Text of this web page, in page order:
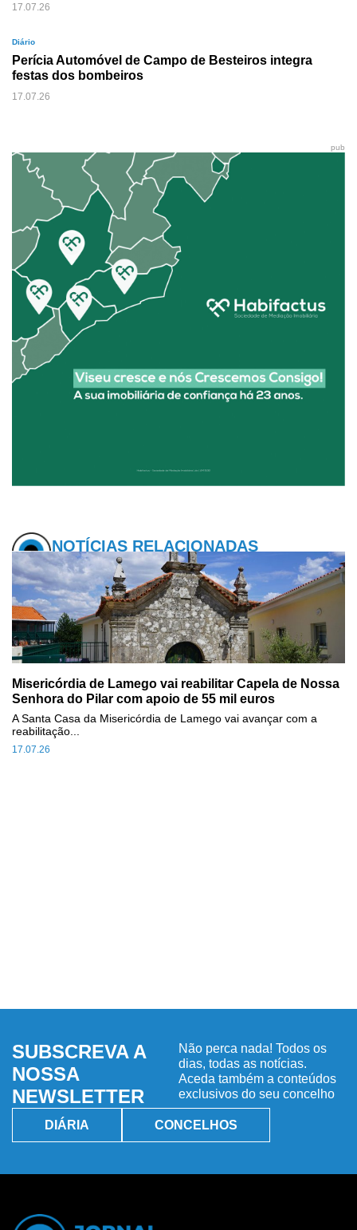
17.07.26
Diário
Perícia Automóvel de Campo de Besteiros integra
festas dos bombeiros
17.07.26
pub
NOTÍCIAS RELACIONADAS
Misericórdia de Lamego vai reabilitar Capela de Nossa
Senhora do Pilar com apoio de 55 mil euros
17.07.26
A Santa Casa da Misericórdia de Lamego vai avançar com a
reabilitação...
SUBSCREVA A
NOSSA
NEWSLETTER
Não perca nada! Todos os
dias, todas as notícias.
Aceda também a conteúdos
exclusivos do seu concelho
DIÁRIA CONCELHOS